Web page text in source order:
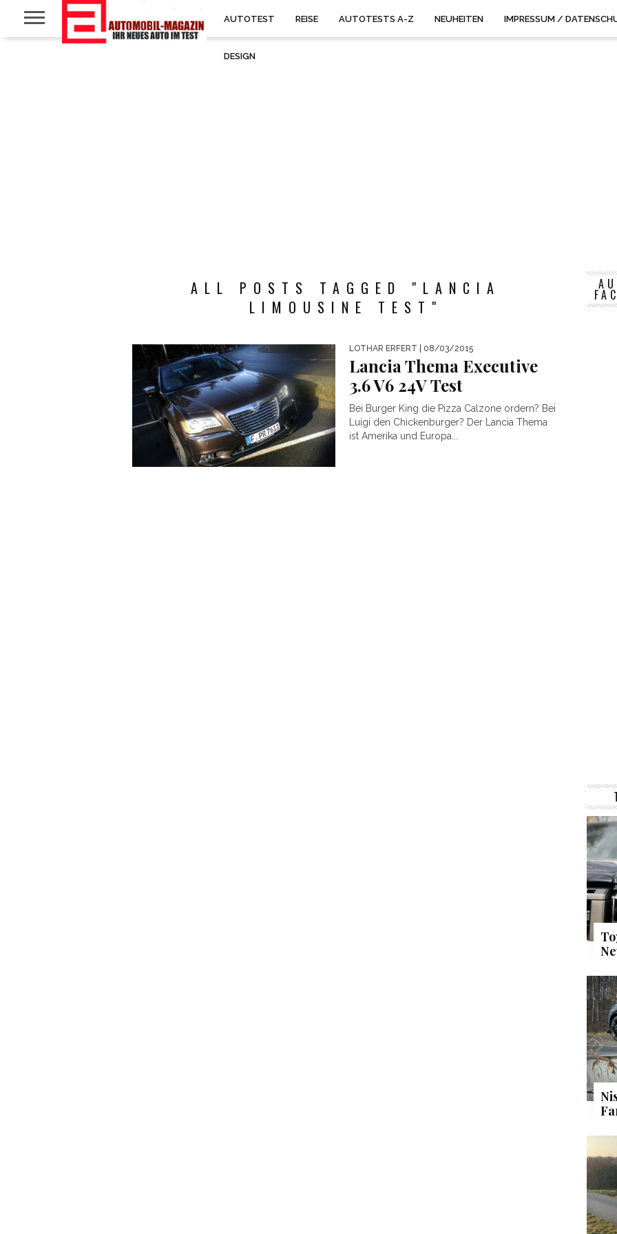
AUTOTEST REISE AUTOTESTS A-Z NEUHEITEN IMPRESSUM /
DESIGN
ALL POSTS TAGGED "LANCIA
LIMOUSINE TEST"
LOTHAR ERFERT | 08/03/2015
Lancia Thema Executive
3.6 V6 24V Test
Bei Burger King die Pizza Calzone ordern? Bei
Luigi den Chickenburger? Der Lancia Thema
ist Amerika und Europa...